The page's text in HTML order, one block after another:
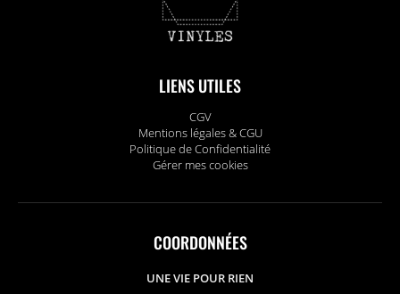
LIENS UTILES
CGV
Mentions légales & CGU
Politique de Confidentialité
Gérer mes cookies
COORDONNÉES
UNE VIE POUR RIEN